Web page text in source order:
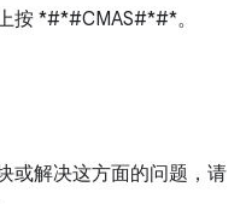
按 *#*#CMAS#*#*。
或解决这方面的问题，请